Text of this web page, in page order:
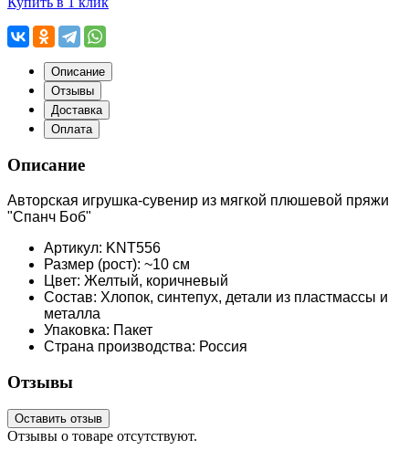
Описание
Отзывы
Доставка
Оплата
Описание
Авторская игрушка-сувенир из мягкой плюшевой пряжи
"Спанч Боб"
Артикул: KNT556
Размер (рост): ~10 см
Цвет: Желтый, коричневый
Состав: Хлопок, синтепух, детали из пластмассы и
металла
Упаковка: Пакет
Страна производства: Россия
Отзывы
Оставить отзыв
Отзывы о товаре отсутствуют.